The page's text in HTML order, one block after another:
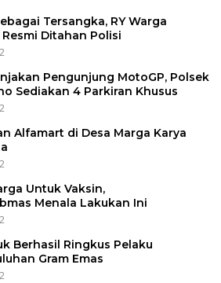
Tersangka, RY Warga
Ditahan Polisi
Pengunjung MotoGP, Polsek
Sediakan 4 Parkiran Khusus
Alfamart di Desa Marga Karya
Untuk Vaksin,
Menala Lakukan Ini
Berhasil Ringkus Pelaku
Gram Emas